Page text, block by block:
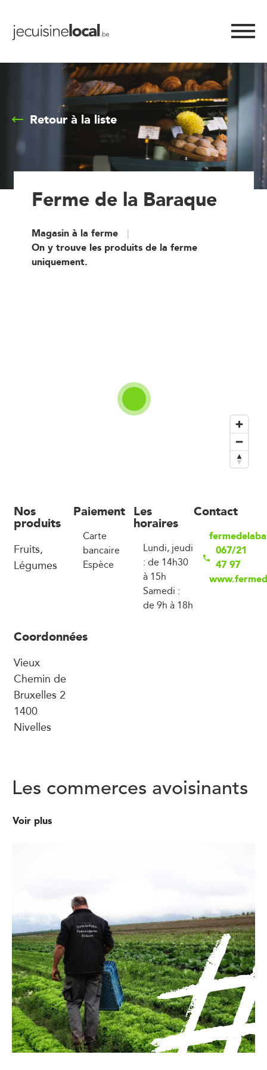
Retour à la liste
Ferme de la Baraque
Magasin à la ferme
On y trouve les produits de la ferme
uniquement.
Nos
produits
Fruits,
Légumes
Paiement
Carte
bancaire
Espèce
Les
horaires
Lundi, jeudi
: de 14h30
à 15h
Samedi :
de 9h à 18h
Contact
067/21
47 97
Coordonnées
Vieux
Chemin de
Bruxelles 2
1400
Nivelles
Les commerces avoisinants
Voir plus